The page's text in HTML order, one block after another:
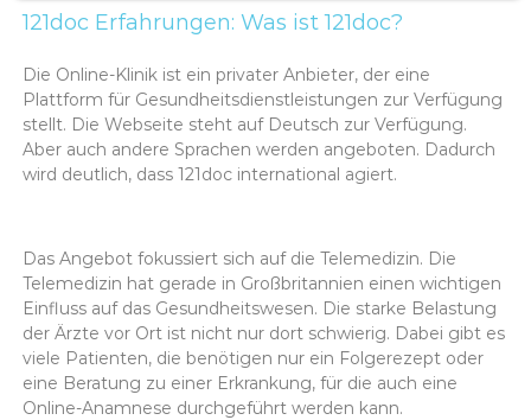
121doc Erfahrungen: Was ist 121doc?
Die Online-Klinik ist ein privater Anbieter, der eine
Plattform für Gesundheitsdienstleistungen zur Verfügung
stellt. Die Webseite steht auf Deutsch zur Verfügung.
Aber auch andere Sprachen werden angeboten. Dadurch
wird deutlich, dass 121doc international agiert.
Das Angebot fokussiert sich auf die Telemedizin. Die
Telemedizin hat gerade in Großbritannien einen wichtigen
Einfluss auf das Gesundheitswesen. Die starke Belastung
der Ärzte vor Ort ist nicht nur dort schwierig. Dabei gibt es
viele Patienten, die benötigen nur ein Folgerezept oder
eine Beratung zu einer Erkrankung, für die auch eine
Online-Anamnese durchgeführt werden kann.